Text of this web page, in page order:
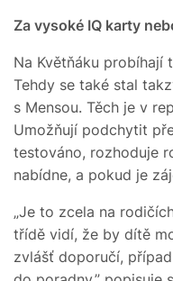
Za vysoké IQ karty
Na Květňáku probíhají
Tehdy se také stal
s Mensou. Těch je v
Umožňují podchytit
testováno, rozhoduje
nabídne, a pokud je
„Je to zcela na
třídě vidí, že by dítě
zvlášť doporučí,